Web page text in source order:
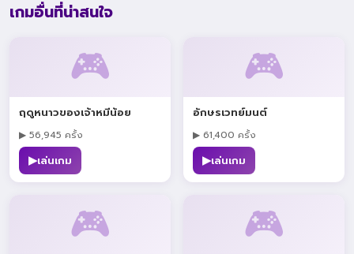
เกมอื่นที่น่าสนใจ
🎮
ฤดูหนาวของเจ้าหมีน้อย
▶ 56,945 ครั้ง
▶เล่นเกม
🎮
อักษรเวทย์มนต์
▶ 61,400 ครั้ง
▶เล่นเกม
🎮 🎮